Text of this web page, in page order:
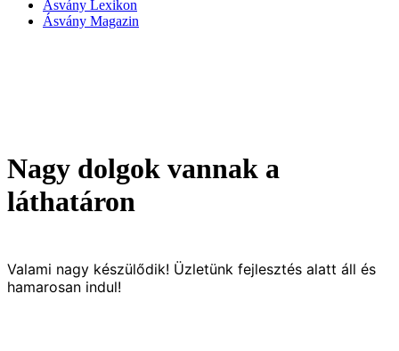
Ásvány Lexikon
Ásvány Magazin
Nagy dolgok vannak a
láthatáron
Valami nagy készülődik! Üzletünk fejlesztés alatt áll és
hamarosan indul!